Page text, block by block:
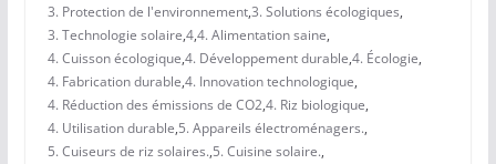
3. Protection de l'environnement,3. Solutions écologiques,
3. Technologie solaire,4,4. Alimentation saine,
4. Cuisson écologique,4. Développement durable,4. Écologie,
4. Fabrication durable,4. Innovation technologique,
4. Réduction des émissions de CO2,4. Riz biologique,
4. Utilisation durable,5. Appareils électroménagers.,
5. Cuiseurs de riz solaires.,5. Cuisine solaire.,